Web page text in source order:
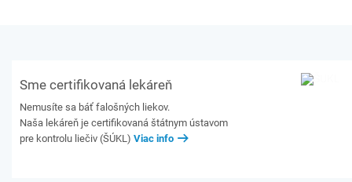
Sme certifikovaná lekáreň
Nemusíte sa báť falošných liekov.
Naša lekáreň je certifikovaná štátnym ústavom
pre kontrolu liečiv (ŠÚKL) Viac info